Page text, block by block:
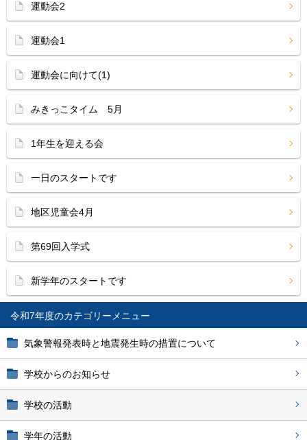
令和7年度
気象警報発表時と地震発生時の措置について
学校からのお知らせ
学校の活動
学年の活動
運動会2
運動会1
運動会に向けて(1)
みきっこタイム 5月
1年生を迎える会
一日のスタートです
地区児童会4月
第69回入学式
新学年のスタートです